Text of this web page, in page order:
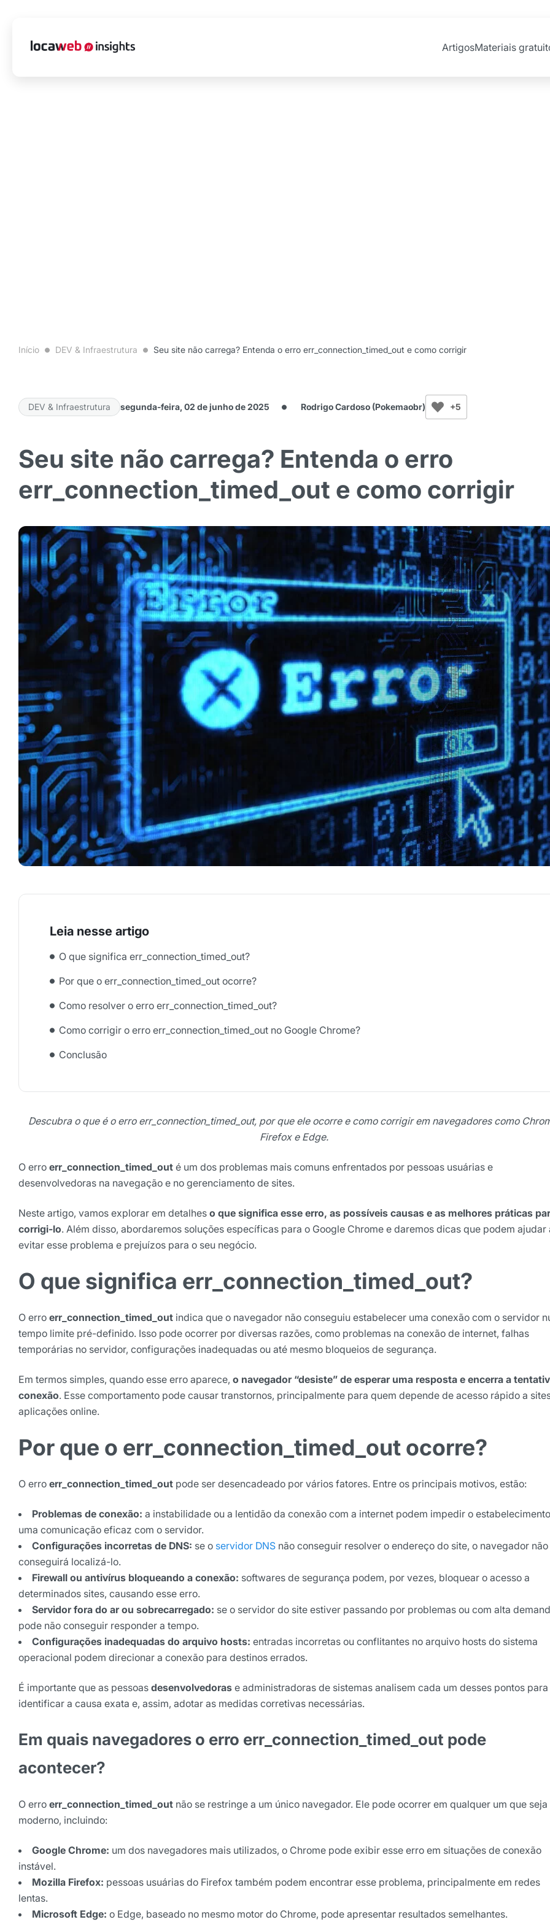
ArtigosMateriais
Início DEV & Infraestrutura Seu site não carrega? Entenda o erro err_connection_timed_out e como corrigir
DEV & Infraestrutura segunda-feira, 02 de junho de 2025 Rodrigo Cardoso (Pokemaobr) +5
Seu site não carrega? Entenda o erro
err_connection_timed_out e como corrigir
O que significa err_connection_timed_out?
Por que o err_connection_timed_out ocorre?
Como resolver o erro err_connection_timed_out?
Como corrigir o erro err_connection_timed_out no Google Chrome?
Conclusão
Descubra o que é o erro err_connection_timed_out, por que ele ocorre e como corrigir em navegadores como
Firefox e Edge.
O erro err_connection_timed_out é um dos problemas mais comuns enfrentados por pessoas usuárias e
desenvolvedoras na navegação e no gerenciamento de sites.
Neste artigo, vamos explorar em detalhes o que significa esse erro, as possíveis causas e as melhores práticas
corrigi-lo. Além disso, abordaremos soluções específicas para o Google Chrome e daremos dicas que podem ajudar
evitar esse problema e prejuízos para o seu negócio.
O que significa err_connection_timed_out?
O erro err_connection_timed_out indica que o navegador não conseguiu estabelecer uma conexão com o servidor
tempo limite pré-definido. Isso pode ocorrer por diversas razões, como problemas na conexão de internet, falhas
temporárias no servidor, configurações inadequadas ou até mesmo bloqueios de segurança.
Em termos simples, quando esse erro aparece, o navegador “desiste” de esperar uma resposta e encerra a
conexão. Esse comportamento pode causar transtornos, principalmente para quem depende de acesso rápido a
aplicações online.
Por que o err_connection_timed_out ocorre?
O erro err_connection_timed_out pode ser desencadeado por vários fatores. Entre os principais motivos, estão:
Problemas de conexão: a instabilidade ou a lentidão da conexão com a internet podem impedir o
uma comunicação eficaz com o servidor.
Configurações incorretas de DNS: se o servidor DNS não conseguir resolver o endereço do site, o navegador não
conseguirá localizá-lo.
Firewall ou antivírus bloqueando a conexão: softwares de segurança podem, por vezes, bloquear o acesso a
determinados sites, causando esse erro.
Servidor fora do ar ou sobrecarregado: se o servidor do site estiver passando por problemas ou com alta
pode não conseguir responder a tempo.
Configurações inadequadas do arquivo hosts: entradas incorretas ou conflitantes no arquivo hosts do sistema
operacional podem direcionar a conexão para destinos errados.
É importante que as pessoas desenvolvedoras e administradoras de sistemas analisem cada um desses pontos para
identificar a causa exata e, assim, adotar as medidas corretivas necessárias.
Em quais navegadores o erro err_connection_timed_out pode
acontecer?
O erro err_connection_timed_out não se restringe a um único navegador. Ele pode ocorrer em qualquer um que seja
moderno, incluindo:
Google Chrome: um dos navegadores mais utilizados, o Chrome pode exibir esse erro em situações de conexão
instável.
Mozilla Firefox: pessoas usuárias do Firefox também podem encontrar esse problema, principalmente em redes
lentas.
Microsoft Edge: o Edge, baseado no mesmo motor do Chrome, pode apresentar resultados semelhantes.
Receba os melhores insights da Locaweb
digital que valem a leitura.
E-mail
Selecione sua área de atuação
*Ao assinar nossa newsletter, você concorda em receber
nossas comunicações e está de acordo com as nossasPolíticas